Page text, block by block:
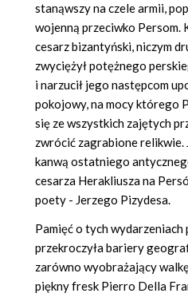
stanąwszy na czele armii,
wojenną przeciwko Persom.
cesarz bizantyński, niczym
zwyciężył potężnego
i narzucił jego następcom
pokojowy, na mocy którego
się ze wszystkich zajętych
zwrócić zagrabione relikwie.
kanwą ostatniego
cesarza Herakliusza na
poety - Jerzego Pizydesa.
Pamięć o tych
przekroczyła bariery
zarówno wyobrażający
piękny fresk Pierro Della